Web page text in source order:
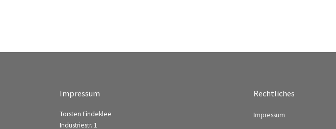
Impressum
Torsten Findeklee
Industriestr. 1
Rechtliches
Impressum